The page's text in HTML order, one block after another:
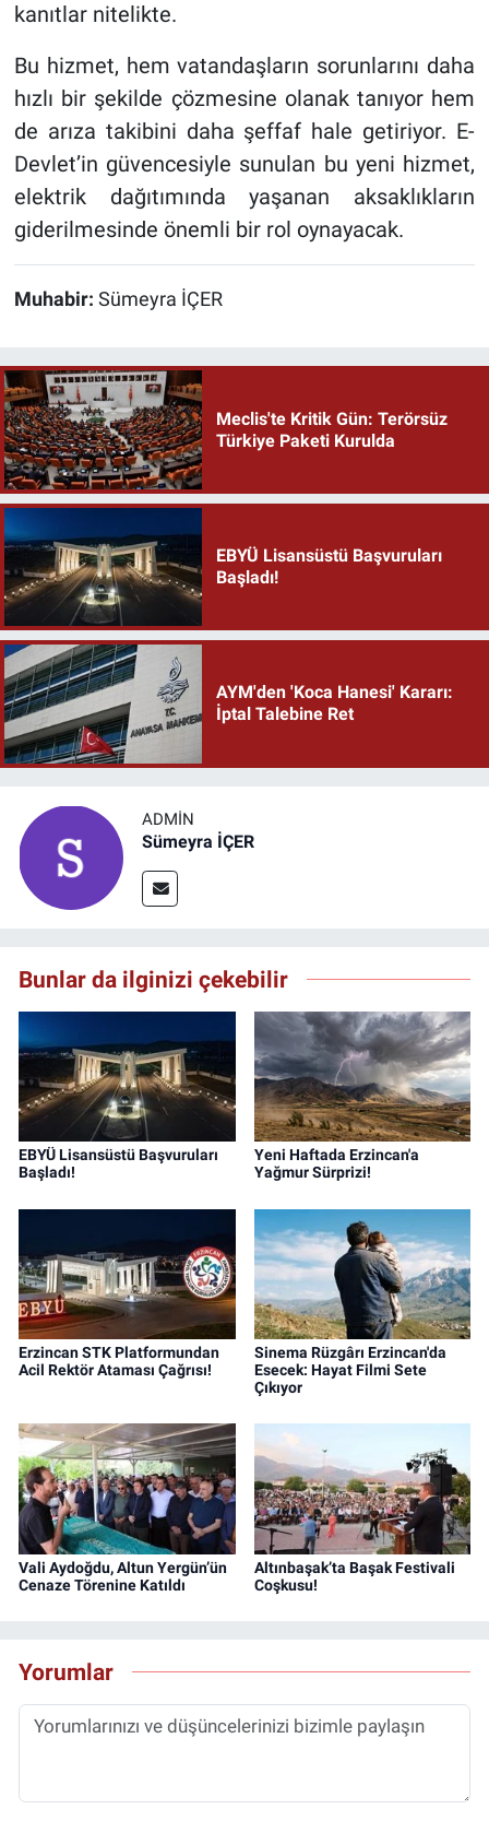
kanıtlar nitelikte.
Bu hizmet, hem vatandaşların sorunlarını daha
hızlı bir şekilde çözmesine olanak tanıyor hem
de arıza takibini daha şeffaf hale getiriyor. E-
Devlet’in güvencesiyle sunulan bu yeni hizmet,
elektrik dağıtımında yaşanan aksaklıkların
giderilmesinde önemli bir rol oynayacak.
Muhabir: Sümeyra İÇER
Meclis'te Kritik Gün: Terörsüz
Türkiye Paketi Kurulda
EBYÜ Lisansüstü Başvuruları
Başladı!
AYM'den 'Koca Hanesi' Kararı:
İptal Talebine Ret
ADMIN
Sümeyra İÇER
Bunlar da ilginizi çekebilir
EBYÜ Lisansüstü Başvuruları
Başladı!
Yeni Haftada Erzincan'a
Yağmur Sürprizi!
Erzincan STK Platformundan
Acil Rektör Ataması Çağrısı!
Sinema Rüzgârı Erzincan'da
Esecek: Hayat Filmi Sete
Çıkıyor
Vali Aydoğdu, Altun Yergün’ün
Cenaze Törenine Katıldı
Altınbaşak’ta Başak Festivali
Coşkusu!
Yorumlar